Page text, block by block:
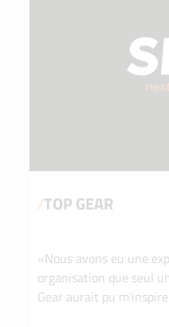
/TOP GEAR
«Nous avons eu une
organisation que seul
Gear aurait pu
de communication